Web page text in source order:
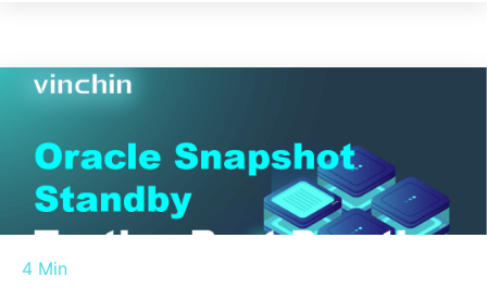
4 Min